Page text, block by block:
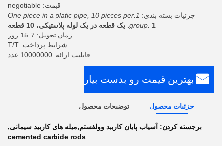
قیمت: negotiable
جزئیات بسته بندی:
1.One piece in a platic pipe, 10 pieces per
group. 1. یک قطعه در یک لوله پلاستیکی، 10 قطعه
زمان تحویل: 7-15 روز
شرایط پرداخت: T/T
قابلیت ارائه: 10000000 عدد
بهترین قیمت رو بدست بیار
جزئیات محصول توضیحات محصول
برجسته کردن: آسیاب پایان کاربید وولفستم,میله های کاربید سیمانی,
cemented carbide rods